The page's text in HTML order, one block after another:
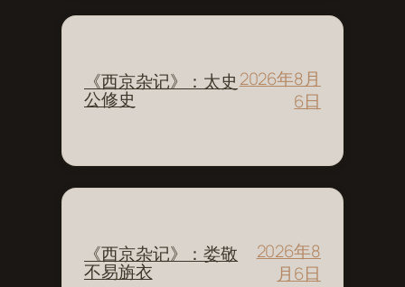
《西京杂记》：太史
公修史
2026年8月
6日
《西京杂记》：娄敬
不易旃衣
2026年8
月6日